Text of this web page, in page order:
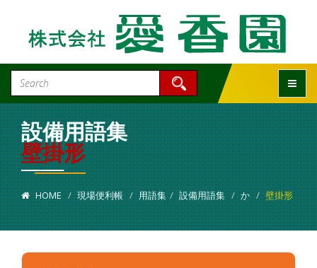
設備用語集
壁掛形
HOME 現場便利帳 用語集 設備用語集 か 壁掛形